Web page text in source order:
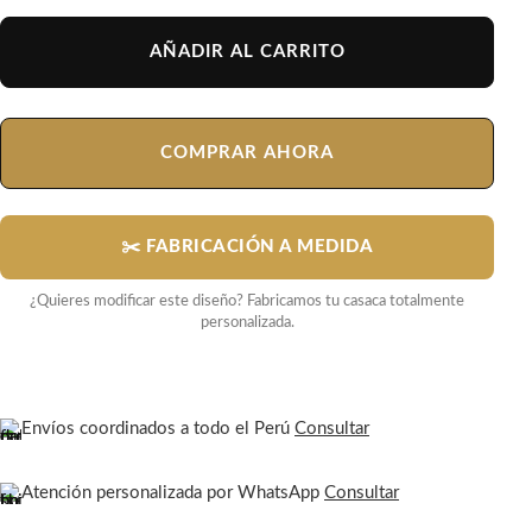
AÑADIR AL CARRITO
COMPRAR AHORA
✂️ FABRICACIÓN A MEDIDA
¿Quieres modificar este diseño? Fabricamos tu casaca totalmente
personalizada.
Envíos coordinados a todo el Perú Consultar
Atención personalizada por WhatsApp Consultar